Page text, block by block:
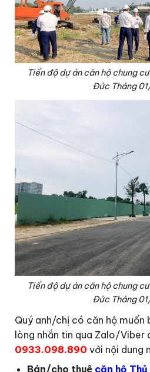
Tiến độ dự án căn hộ chung
Đức Tháng
Tiến độ dự án căn hộ chung
Đức Tháng
Quý anh/chị có căn hộ muốn
lòng nhắn tin qua Zalo/Viber
0933.098.890 với nội dung
Bán/cho thuê căn hộ